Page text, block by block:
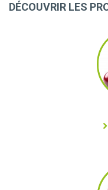
DÉCOUVRIR LES